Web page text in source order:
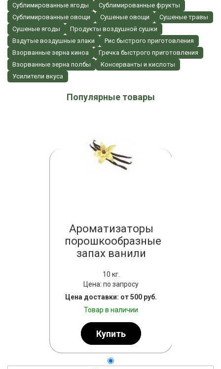
Сублимированные ягоды
Сублимированные фрукты
Сублимированные овощи
Сушеные овощи
Сушеные травы
Сушеные ягоды
Продукты воздушной сушки
Вздутые воздушные злаки
Рис быстрого приготовления
Взорванные зерна киноа
Гречка быстрого приготовления
Взорванные зерна полбы
Консерванты и кислоты
Усилители вкуса
Популярные товары
Ароматизаторы
порошкообразные
запах ванили
10 кг.
Цена: по запросу
Цена доставки: от 500 руб.
Товар в наличии
Купить